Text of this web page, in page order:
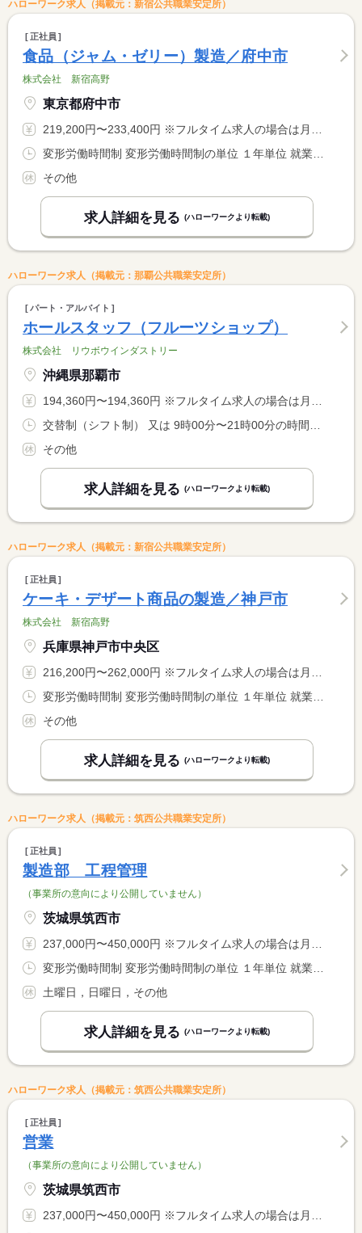
ハローワーク求人（掲載元：新宿公共職業安定所）
正社員
食品（ジャム・ゼリー）製造／府中市
株式会社 新宿高野
東京都府中市
219,200円〜233,400円 ※フルタイム求人の場合は月額（換算額）、パート求人の場合は時間額を表示しています。
変形労働時間制 変形労働時間制の単位 １年単位 就業時間１ 8時00分〜17時00分 就業時間２ 9時00分〜18時00分 就業時間に関する特記事項 （１）または（２）のシフト制
その他
求人詳細を見る (ハローワークより転載)
ハローワーク求人（掲載元：那覇公共職業安定所）
パート・アルバイト
ホールスタッフ（フルーツショップ）
株式会社 リウボウインダストリー
沖縄県那覇市
194,360円〜194,360円 ※フルタイム求人の場合は月額（換算額）、パート求人の場合は時間額を表示しています。
交替制（シフト制） 又は 9時00分〜21時00分の時間の間の8時間 就業時間に関する特記事項 ※実働時間相談可能です。
その他
求人詳細を見る (ハローワークより転載)
ハローワーク求人（掲載元：新宿公共職業安定所）
正社員
ケーキ・デザート商品の製造／神戸市
株式会社 新宿高野
兵庫県神戸市中央区
216,200円〜262,000円 ※フルタイム求人の場合は月額（換算額）、パート求人の場合は時間額を表示しています。
変形労働時間制 変形労働時間制の単位 １年単位 就業時間１ 8時30分〜17時30分 就業時間２ 9時30分〜18時30分 就業時間３ 11時30分〜20時30分 就業時間に関する特記事項 （１）〜（３）は一例です
その他
求人詳細を見る (ハローワークより転載)
ハローワーク求人（掲載元：筑西公共職業安定所）
正社員
製造部 工程管理
（事業所の意向により公開していません）
茨城県筑西市
237,000円〜450,000円 ※フルタイム求人の場合は月額（換算額）、パート求人の場合は時間額を表示しています。
変形労働時間制 変形労働時間制の単位 １年単位 就業時間１ 8時30分〜17時30分
土曜日，日曜日，その他
求人詳細を見る (ハローワークより転載)
ハローワーク求人（掲載元：筑西公共職業安定所）
正社員
営業
（事業所の意向により公開していません）
茨城県筑西市
237,000円〜450,000円 ※フルタイム求人の場合は月額（換算額）、パート求人の場合は時間額を表示しています。